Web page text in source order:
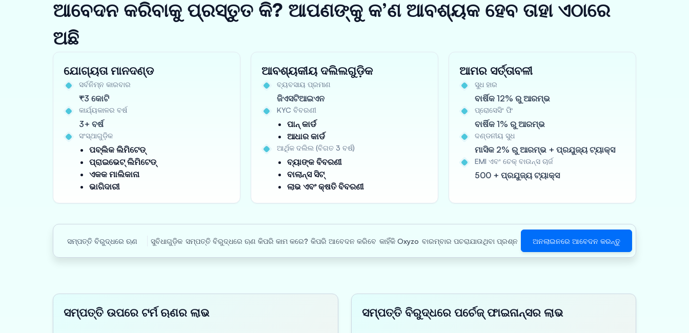
ଆବେଦନ କରିବାକୁ ପ୍ରସ୍ତୁତ କି? ଆପଣଙ୍କୁ କ’ଣ ଆବଶ୍ୟକ ହେବ ତାହା ଏଠାରେ
ଅଛି
ଯୋଗ୍ୟତା ମାନଦଣ୍ଡ
ସର୍ବନିମ୍ନ କାରବାର
₹3 କୋଟି
କାର୍ଯ୍ୟକାଳର ବର୍ଷ
3+ ବର୍ଷ
ସଂସ୍ଥାଗୁଡ଼ିକ
ପବ୍ଲିକ ଲିମିଟେଡ୍
ପ୍ରାଇଭେଟ୍ ଲିମିଟେଡ୍
ଏକକ ମାଲିକାନା
ଭାଗିଦାରୀ
ଆବଶ୍ୟକୀୟ ଦଲିଲଗୁଡ଼ିକ
ବ୍ୟବସାୟ ପ୍ରମାଣ
ଜିଏସଟିଆଇଏନ
KYC ବିବରଣୀ
ପାନ୍ କାର୍ଡ
ଆଧାର କାର୍ଡ
ଆର୍ଥିକ ଦଲିଲ (ବିଗତ 3 ବର୍ଷ)
ବ୍ୟାଙ୍କ ବିବରଣୀ
ବାଲାନ୍ସ ସିଟ୍
ଲାଭ ଏବଂ କ୍ଷତି ବିବରଣୀ
ଆମର ସର୍ତ୍ତାବଳୀ
ସୁଧ ହାର
ବାର୍ଷିକ 12% ରୁ ଆରମ୍ଭ
ପ୍ରୋସେସିଂ ଫି
ବାର୍ଷିକ 1% ରୁ ଆରମ୍ଭ
ଦଣ୍ଡନୀୟ ସୁଧ
ମାସିକ 2% ରୁ ଆରମ୍ଭ + ପ୍ରଯୁଜ୍ୟ ଟ୍ୟାକ୍ସ
EMI ଏବଂ ଚେକ୍ ବାଉନ୍ସ ଚାର୍ଜ
500 + ପ୍ରଯୁଜ୍ୟ ଟ୍ୟାକ୍ସ
ସମ୍ପତ୍ତି ବିରୁଦ୍ଧରେ ଋଣ ସୁବିଧାଗୁଡ଼ିକ ସମ୍ପତ୍ତି ବିରୁଦ୍ଧରେ ଋଣ କିପରି କାମ କରେ? କିପରି ଆବେଦନ କରିବେ କାହିଁକି Oxyzo ବାରମ୍ବାର ପଚରାଯାଉଥିବା ପ୍ରଶ୍ନ ଅନଲାଇନରେ ଆବେଦନ କରନ୍ତୁ
ସମ୍ପତ୍ତି ଉପରେ ଟର୍ମ ଋଣର ଲାଭ ସମ୍ପତ୍ତି ବିରୁଦ୍ଧରେ ପର୍ଚେଜ୍ ଫାଇନାନ୍ସର ଲାଭ